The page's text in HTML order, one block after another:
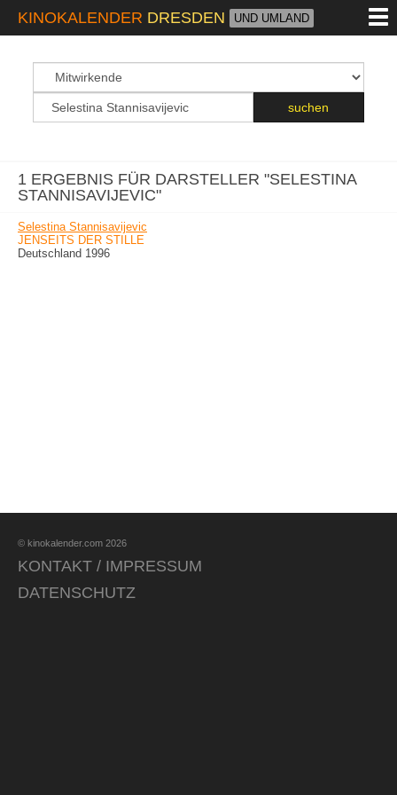
KINOKALENDER DRESDEN UND UMLAND
suchen
1 ERGEBNIS FÜR DARSTELLER "SELESTINA
STANNISAVIJEVIC"
Selestina Stannisavijevic
JENSEITS DER STILLE
Deutschland 1996
© kinokalender.com 2026
KONTAKT / IMPRESSUM
DATENSCHUTZ